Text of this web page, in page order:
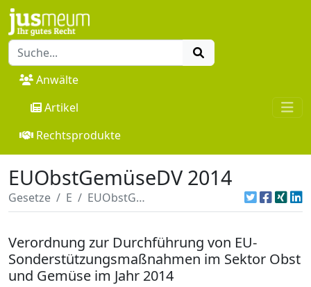
Anwälte
Artikel
Rechtsprodukte
EUObstGemüseDV 2014
Gesetze E EUObstGemüseDV 2014
Verordnung zur Durchführung von EU-
Sonderstützungsmaßnahmen im Sektor Obst
und Gemüse im Jahr 2014